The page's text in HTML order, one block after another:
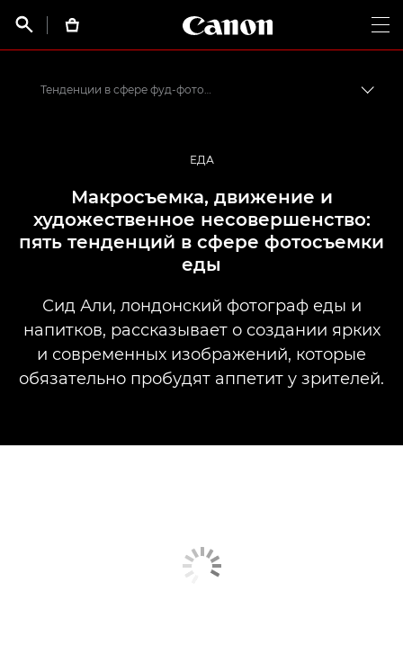
 
Canon Logo, back
Профессиональная фото- и видеосъемка
Истории от профессионалов: вдохновляющие идеи для печати, а также фото- и видеосъемки
ЕДА
Макросъемка, движение и
художественное несовершенство:
пять тенденций в сфере фотосъемки
еды
Сид Али, лондонский фотограф еды и
напитков, рассказывает о создании ярких
и современных изображений, которые
обязательно пробудят аппетит у зрителей.